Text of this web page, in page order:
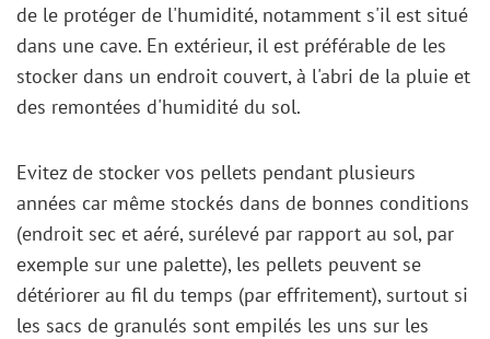
de le protéger de l'humidité, notamment s'il est situé
dans une cave. En extérieur, il est préférable de les
stocker dans un endroit couvert, à l'abri de la pluie et
des remontées d'humidité du sol.
Evitez de stocker vos pellets pendant plusieurs
années car même stockés dans de bonnes conditions
(endroit sec et aéré, surélevé par rapport au sol, par
exemple sur une palette), les pellets peuvent se
détériorer au fil du temps (par effritement), surtout si
les sacs de granulés sont empilés les uns sur les